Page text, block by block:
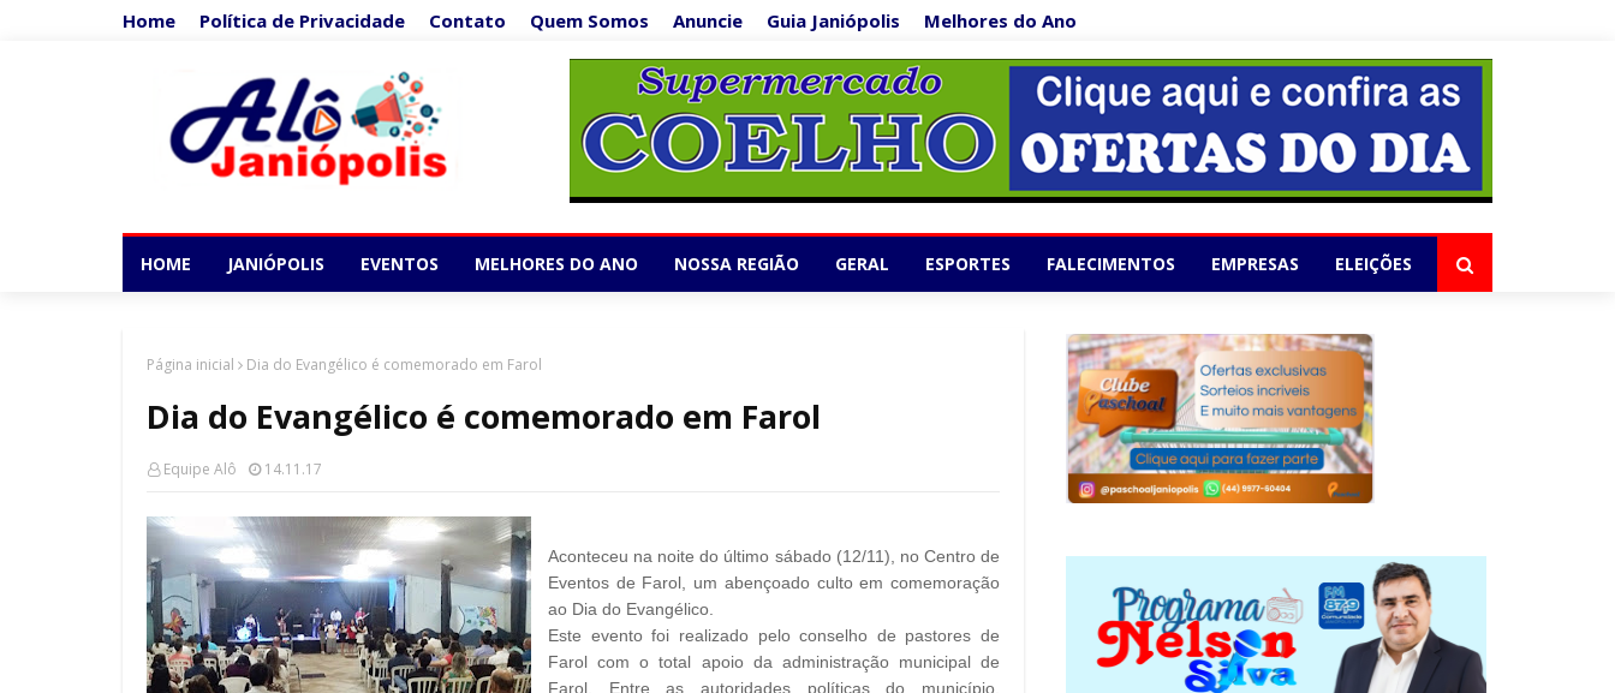
Home Política de Privacidade Contato Quem Somos Anuncie Guia Janiópolis Melhores do Ano
HOME JANIÓPOLIS EVENTOS MELHORES DO ANO NOSSA REGIÃO GERAL ESPORTES FALECIMENTOS EMPRESAS ELEIÇÕES
Página inicial Dia do Evangélico é comemorado em Farol
Dia do Evangélico é comemorado em Farol
Equipe Alô 14.11.17
Aconteceu na noite do último sábado (12/11), no Centro de
Eventos de Farol, um abençoado culto em comemoração
ao Dia do Evangélico.
Este evento foi realizado pelo conselho de pastores de
Farol com o total apoio da administração municipal de
Farol. Entre as autoridades políticas do município,